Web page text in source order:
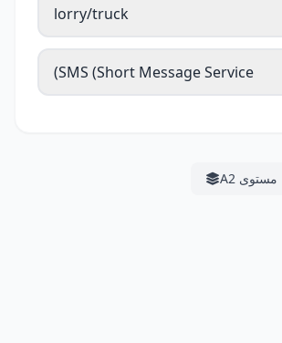
lorry/truck
SMS (Short Message Service)
مستوى A2